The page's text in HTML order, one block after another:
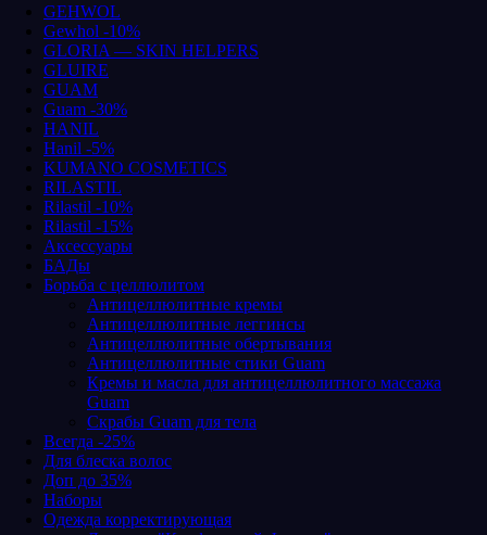
GEHWOL
Gewhol -10%
GLORIA — SKIN HELPERS
GLUIRE
GUAM
Guam -30%
HANIL
Hanil -5%
KUMANO COSMETICS
RILASTIL
Rilastil -10%
Rilastil -15%
Аксессуары
БАДы
Борьба с целлюлитом
Антицеллюлитные кремы
Антицеллюлитные леггинсы
Антицеллюлитные обертывания
Антицеллюлитные стики Guam
Кремы и масла для антицеллюлитного массажа
Guam
Скрабы Guam для тела
Всегда -25%
Для блеска волос
Доп до 35%
Наборы
Одежда корректирующая